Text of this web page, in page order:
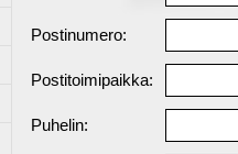
Postinumero:
Postitoimipaikka:
Puhelin: